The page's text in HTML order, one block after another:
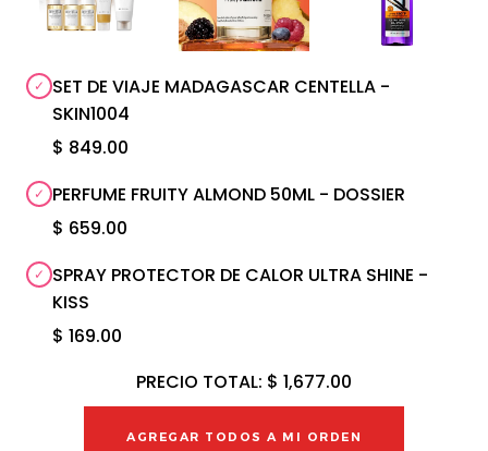
SET DE VIAJE MADAGASCAR CENTELLA -
SKIN1004
$ 849.00
PERFUME FRUITY ALMOND 50ML - DOSSIER
$ 659.00
SPRAY PROTECTOR DE CALOR ULTRA SHINE -
KISS
$ 169.00
PRECIO TOTAL: $ 1,677.00
AGREGAR TODOS A MI ORDEN